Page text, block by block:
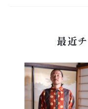
最近